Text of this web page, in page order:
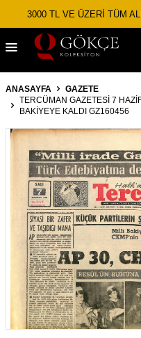
3000 TL VE ÜZERİ TÜM
ANASAYFA
GAZETE
TERCÜMAN GAZETESI 7
BAKIYEYE KALDI GZ160456